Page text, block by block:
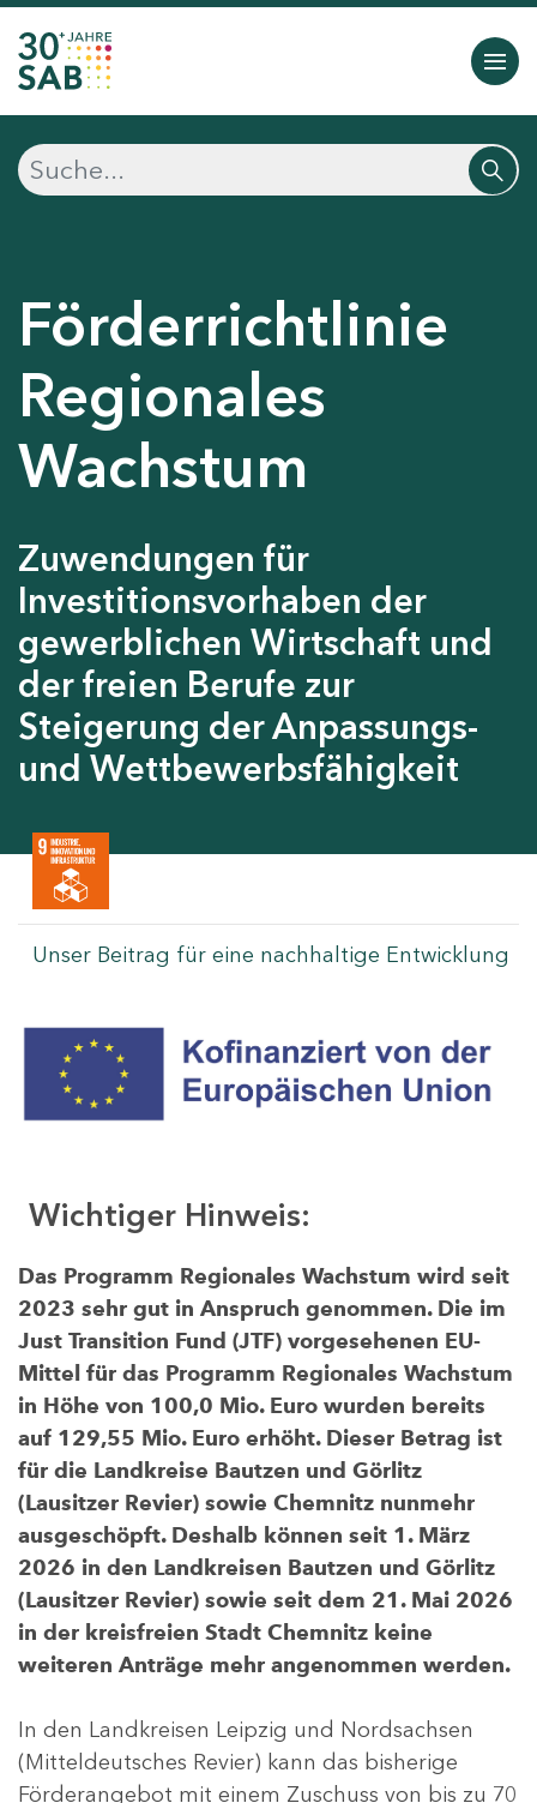
Förderrichtlinie
Regionales
Wachstum
Zuwendungen für
Investitionsvorhaben der
gewerblichen Wirtschaft und
der freien Berufe zur
Steigerung der Anpassungs-
und Wettbewerbsfähigkeit
Unser Beitrag für eine nachhaltige Entwicklung
Wichtiger Hinweis:
Das Programm Regionales Wachstum wird seit
2023 sehr gut in Anspruch genommen. Die im
Just Transition Fund (JTF) vorgesehenen EU-
Mittel für das Programm Regionales Wachstum
in Höhe von 100,0 Mio. Euro wurden bereits
auf 129,55 Mio. Euro erhöht. Dieser Betrag ist
für die Landkreise Bautzen und Görlitz
(Lausitzer Revier) sowie Chemnitz nunmehr
ausgeschöpft. Deshalb können seit 1. März
2026 in den Landkreisen Bautzen und Görlitz
(Lausitzer Revier) sowie seit dem 21. Mai 2026
in der kreisfreien Stadt Chemnitz keine
weiteren Anträge mehr angenommen werden.
In den Landkreisen Leipzig und Nordsachsen
(Mitteldeutsches Revier) kann das bisherige
Förderangebot mit einem Zuschuss von bis zu 70